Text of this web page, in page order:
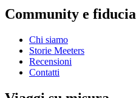
Community e fiducia
Chi siamo
Storie Meeters
Recensioni
Contatti